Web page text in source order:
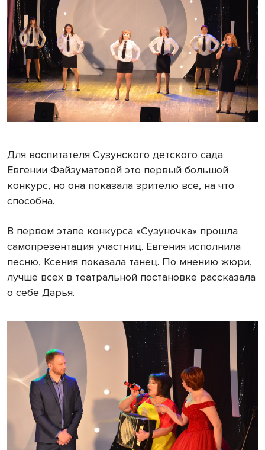
Для воспитателя Сузунского детского сада
Евгении Файзуматовой это первый большой
конкурс, но она показала зрителю все, на что
способна.
В первом этапе конкурса «Сузуночка» прошла
самопрезентация участниц. Евгения исполнила
песню, Ксения показала танец. По мнению жюри,
лучше всех в театральной постановке рассказала
о себе Дарья.